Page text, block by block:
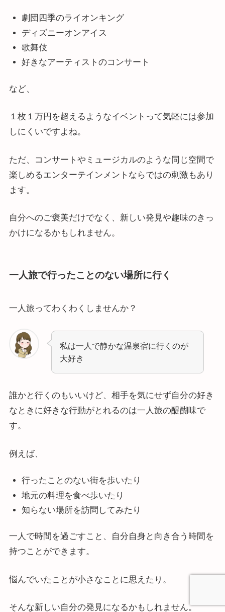
劇団四季のライオンキング
ディズニーオンアイス
歌舞伎
好きなアーティストのコンサート
など、
１枚１万円を超えるようなイベントって気軽には参加
しにくいですよね。
ただ、コンサートやミュージカルのような同じ空間で
楽しめるエンターテインメントならではの刺激もあり
ます。
自分へのご褒美だけでなく、新しい発見や趣味のきっ
かけになるかもしれません。
一人旅で行ったことのない場所に行く
一人旅ってわくわくしませんか？
私は一人で静かな温泉宿に行くのが
大好き
誰かと行くのもいいけど、相手を気にせず自分の好き
なときに好きな行動がとれるのは一人旅の醍醐味で
す。
例えば、
行ったことのない街を歩いたり
地元の料理を食べ歩いたり
知らない場所を訪問してみたり
一人で時間を過ごすこと、自分自身と向き合う時間を
持つことができます。
悩んでいたことが小さなことに思えたり。
そんな新しい自分の発見になるかもしれません。